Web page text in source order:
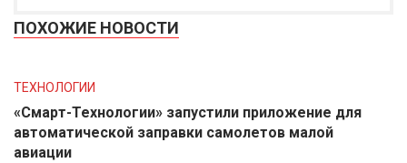
ПОХОЖИЕ НОВОСТИ
ТЕХНОЛОГИИ
«Смарт-Технологии» запустили приложение для
автоматической заправки самолетов малой
авиации